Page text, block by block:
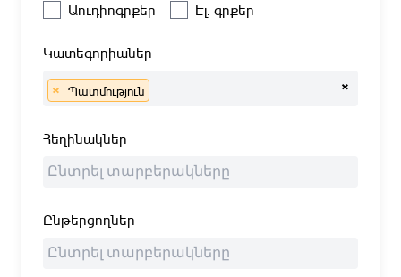
Աուդիոգրքեր Էլ. գրքեր
Կատեգորիաներ
×
× Պատմություն
Հեղինակներ
Ընթերցողներ